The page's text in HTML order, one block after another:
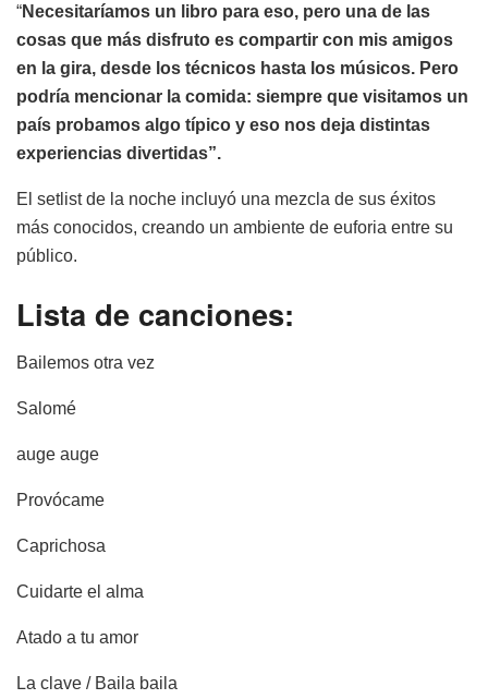
“Necesitaríamos un libro para eso, pero una de las
cosas que más disfruto es compartir con mis amigos
en la gira, desde los técnicos hasta los músicos. Pero
podría mencionar la comida: siempre que visitamos un
país probamos algo típico y eso nos deja distintas
experiencias divertidas”.
El setlist de la noche incluyó una mezcla de sus éxitos
más conocidos, creando un ambiente de euforia entre su
público.
Lista de canciones:
Bailemos otra vez
Salomé
auge auge
Provócame
Caprichosa
Cuidarte el alma
Atado a tu amor
La clave / Baila baila